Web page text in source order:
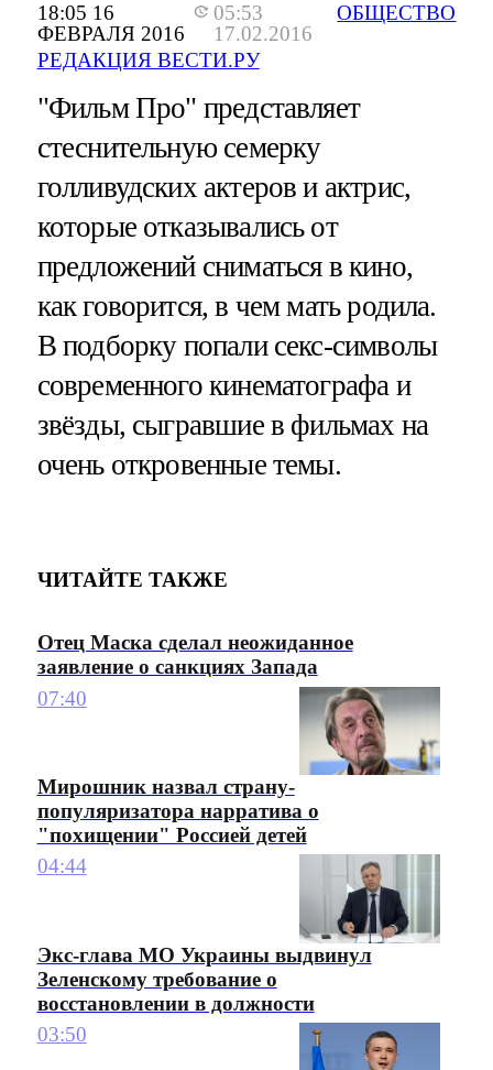
18:05 16
ФЕВРАЛЯ 2016
05:53
17.02.2016
РЕДАКЦИЯ ВЕСТИ.РУ
ОБЩЕСТВО
"Фильм Про" представляет
стеснительную семерку
голливудских актеров и актрис,
которые отказывались от
предложений сниматься в кино,
как говорится, в чем мать родила.
В подборку попали секс-символы
современного кинематографа и
звёзды, сыгравшие в фильмах на
очень откровенные темы.
ЧИТАЙТЕ ТАКЖЕ
Отец Маска сделал неожиданное
заявление о санкциях Запада
07:40
Мирошник назвал страну-
популяризатора нарратива о
"похищении" Россией детей
04:44
Экс-глава МО Украины выдвинул
Зеленскому требование о
восстановлении в должности
03:50